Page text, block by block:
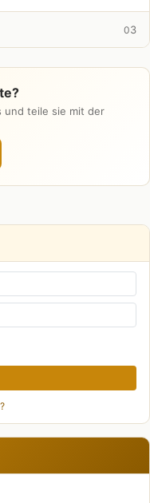
03
und teile sie mit der